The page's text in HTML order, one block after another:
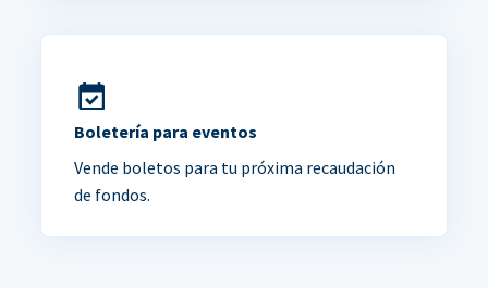
Boletería para eventos
Vende boletos para tu próxima recaudación
de fondos.